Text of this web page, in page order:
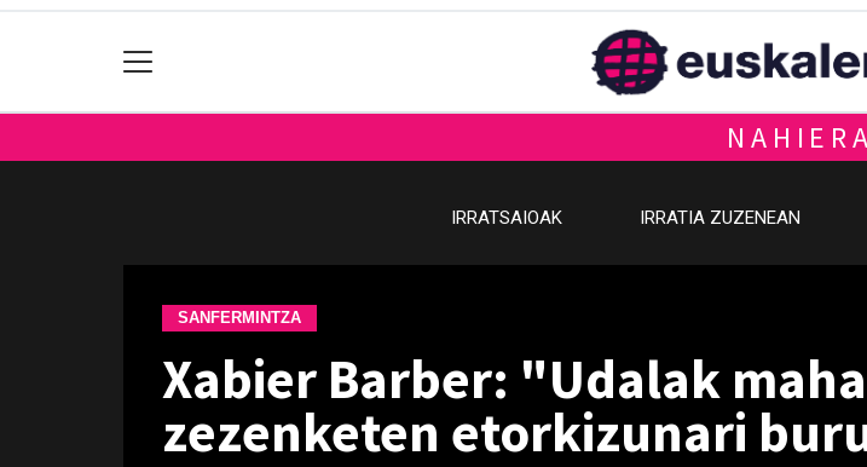
IRRATSAIOAK IRRATIA ZUZENEAN
SANFERMINTZA
Xabier Barber: "Udalak
zezenketen etorkizunari